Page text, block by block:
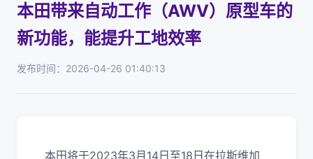
本田带来自动工作（AWV）原型车的
新功能，能提升工地效率
发布时间：2026-04-26 01:40:13
本田将于2023年3月14日至18日在拉斯维加